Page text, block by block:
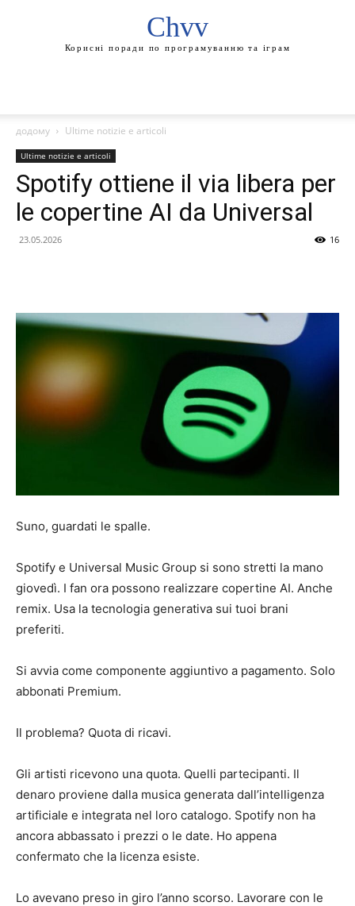
Chvv
Корисні поради по програмуванню та іграм
додому Ultime notizie e articoli
Ultime notizie e articoli
Spotify ottiene il via libera per
le copertine AI da Universal
23.05.2026 16
Suno, guardati le spalle.
Spotify e Universal Music Group si sono stretti la mano
giovedì. I fan ora possono realizzare copertine AI. Anche
remix. Usa la tecnologia generativa sui tuoi brani
preferiti.
Si avvia come componente aggiuntivo a pagamento. Solo
abbonati Premium.
Il problema? Quota di ricavi.
Gli artisti ricevono una quota. Quelli partecipanti. Il
denaro proviene dalla musica generata dall’intelligenza
artificiale e integrata nel loro catalogo. Spotify non ha
ancora abbassato i prezzi o le date. Ho appena
confermato che la licenza esiste.
Lo avevano preso in giro l’anno scorso. Lavorare con le